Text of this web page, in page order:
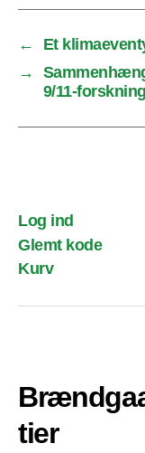
←
Et
→
9/11-forskning
Log ind
Glemt kode
Kurv
tier